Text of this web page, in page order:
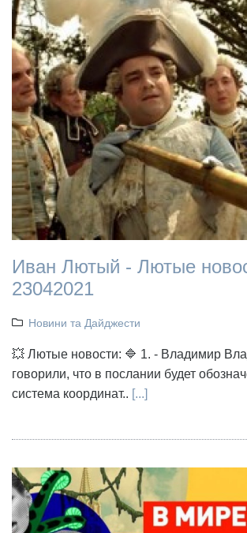
Иван Лютый - Лютые
23042021
Новини та Дайджести
💥 Лютые новости: 🔷 1. - Владимир
говорили, что в послании будет
система координат.. [...]